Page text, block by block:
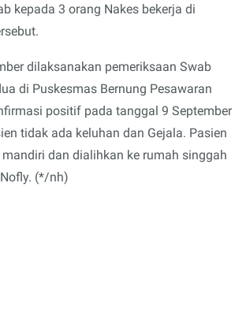
kepada 3 orang Nakes bekerja di
dilaksanakan pemeriksaan Swab
di Puskesmas Bernung Pesawaran
positif pada tanggal 9 September
tidak ada keluhan dan Gejala. Pasien
dan dialihkan ke rumah singgah
(*/nh)